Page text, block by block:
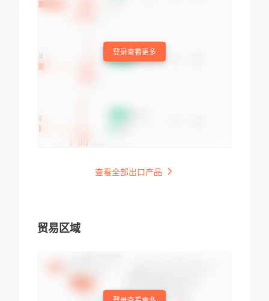
登录查看更多
查看全部出口产品
贸易区域